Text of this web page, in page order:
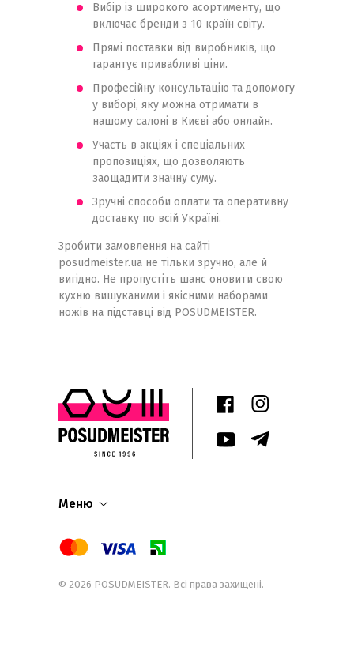
Вибір із широкого асортименту, що
включає бренди з 10 країн світу.
Прямі поставки від виробників, що
гарантує привабливі ціни.
Професійну консультацію та допомогу
у виборі, яку можна отримати в
нашому салоні в Києві або онлайн.
Участь в акціях і спеціальних
пропозиціях, що дозволяють
заощадити значну суму.
Зручні способи оплати та оперативну
доставку по всій Україні.
Зробити замовлення на сайті
posudmeister.ua не тільки зручно, але й
вигідно. Не пропустіть шанс оновити свою
кухню вишуканими і якісними наборами
ножів на підставці від POSUDMEISTER.
Меню
© 2026 POSUDMEISTER. Всі права захищені.